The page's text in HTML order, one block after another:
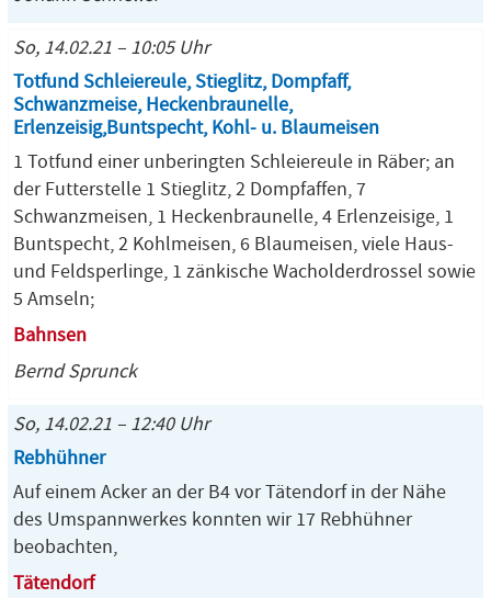
So, 14.02.21 – 10:05 Uhr
Totfund Schleiereule, Stieglitz, Dompfaff,
Schwanzmeise, Heckenbraunelle,
Erlenzeisig,Buntspecht, Kohl- u. Blaumeisen
1 Totfund einer unberingten Schleiereule in Räber; an
der Futterstelle 1 Stieglitz, 2 Dompfaffen, 7
Schwanzmeisen, 1 Heckenbraunelle, 4 Erlenzeisige, 1
Buntspecht, 2 Kohlmeisen, 6 Blaumeisen, viele Haus-
und Feldsperlinge, 1 zänkische Wacholderdrossel sowie
5 Amseln;
Bahnsen
Bernd Sprunck
So, 14.02.21 – 12:40 Uhr
Rebhühner
Auf einem Acker an der B4 vor Tätendorf in der Nähe
des Umspannwerkes konnten wir 17 Rebhühner
beobachten,
Tätendorf